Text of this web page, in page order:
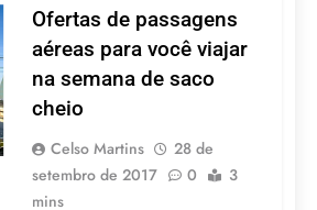
Balanger assume
comando do Wyndham
São Paulo Ibirapuera
5 De Agosto De 2026
LATAM anuncia 42
rotas na primeira fase
de operação do
Embraer 195-E2
5 De Agosto De 2026
Azul retoma voos
Alegre e Montevidéu
em dezembro
Ofertas de passagens
aéreas para você viajar
na semana de saco
cheio
Celso Martins
28 de
setembro de 2017
0
3
mins